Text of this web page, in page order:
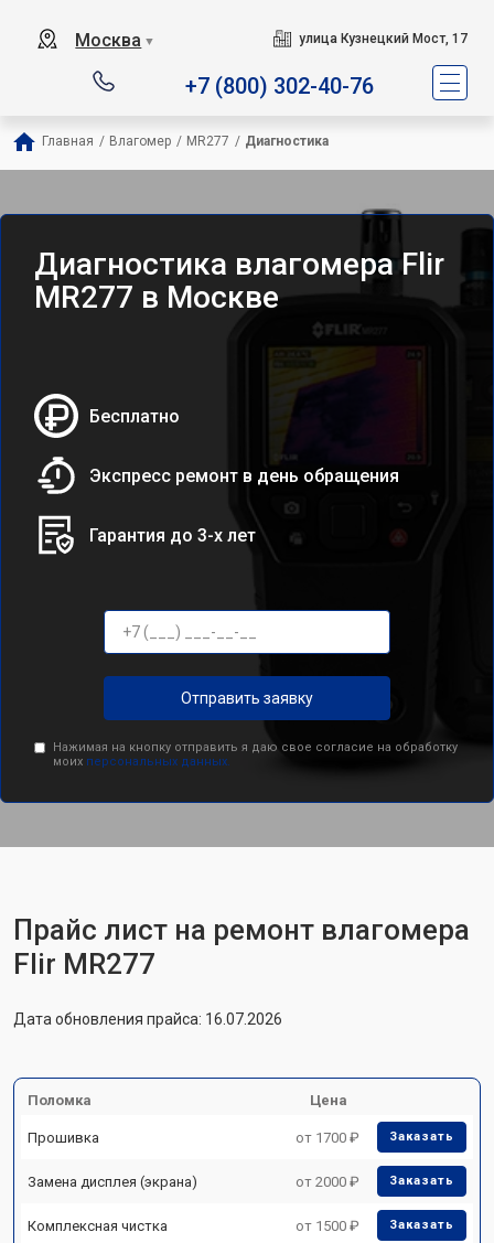
Москва ▼ улица Кузнецкий Мост, 17
+7 (800) 302-40-76
Главная / Влагомер / MR277 / Диагностика
Диагностика влагомера Flir
MR277 в Москве
Бесплатно
Экспресс ремонт в день обращения
Гарантия до 3-х лет
Отправить заявку
Нажимая на кнопку отправить я даю свое согласие на обработку
моих персональных данных.
Прайс лист на ремонт влагомера
Flir MR277
Дата обновления прайса: 16.07.2026
Поломка Цена
Прошивка от 1700 ₽ Заказать
Замена дисплея (экрана) от 2000 ₽ Заказать
Комплексная чистка от 1500 ₽ Заказать